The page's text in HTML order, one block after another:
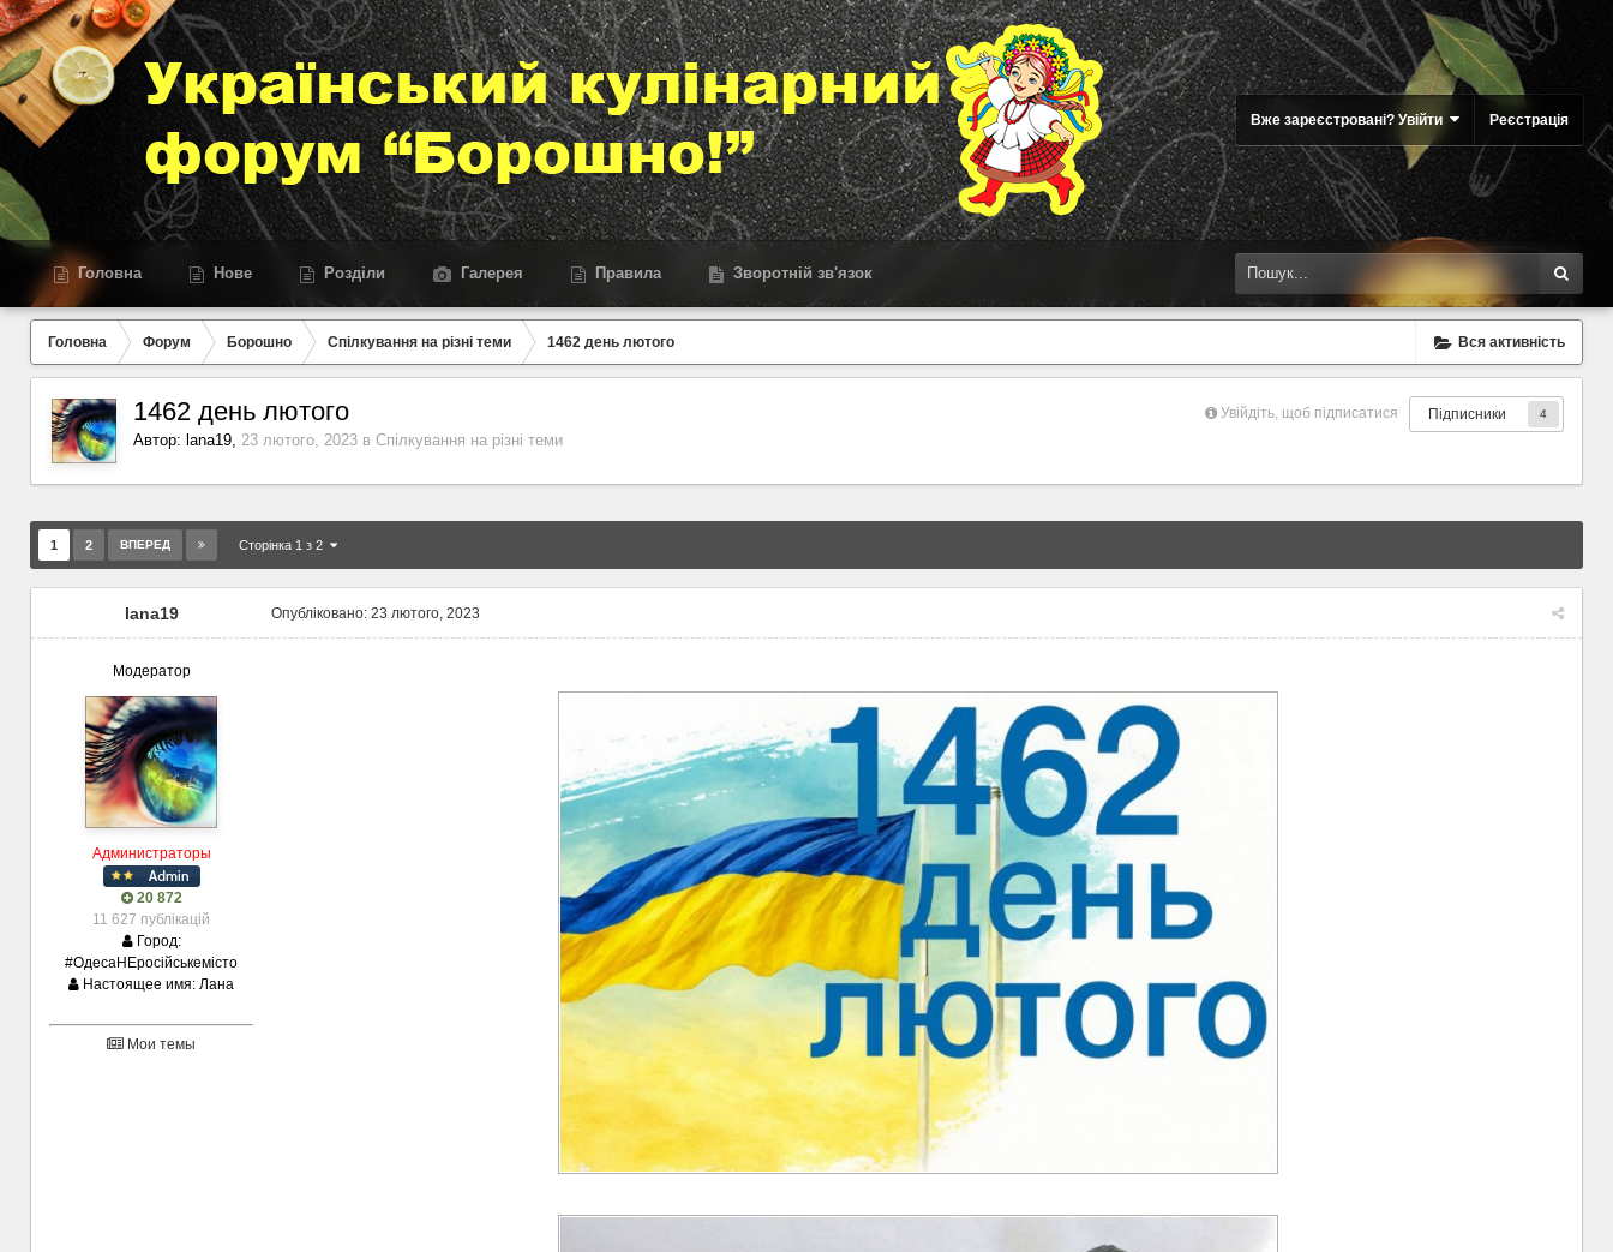
Вже зареєстровані? Увійти Реєстрація
Головна Нове Розділи Галерея Правила Зворотній зв'язок
Вся активність
Головна Форум Борошно Спілкування на різні теми 1462 день лютого
Увійдіть, щоб підписатися Підписники 4
1462 день лютого
Автор: lana19, 23 лютого, 2023 в Спілкування на різні теми
1 2 ВПЕРЕД Сторінка 1 з 2
lana19
Модератор
Администраторы
20 872
11 627 публікацій
Город:
#ОдесаНЕросійськемісто
Настоящее имя: Лана
Мои темы
Опубліковано: 23 лютого, 2023